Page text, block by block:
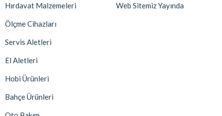
Hırdavat Malzemeleri
Ölçme Cihazları
Servis Aletleri
El Aletleri
Hobi Ürünleri
Bahçe Ürünleri
Web Sitemiz Yayında